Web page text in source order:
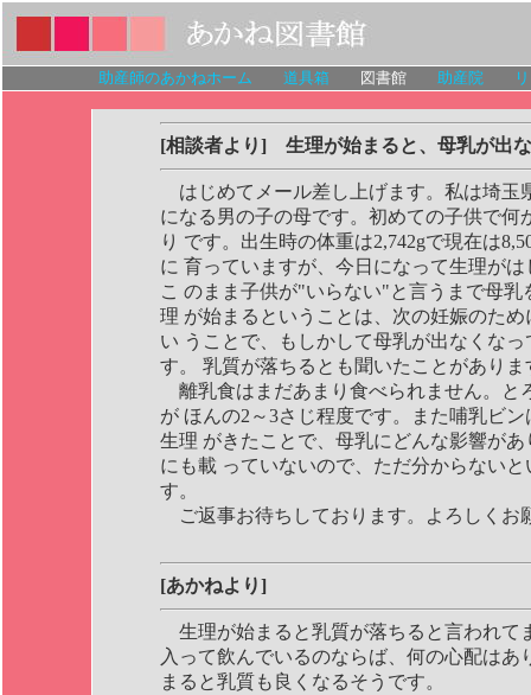
助産師のあかねホーム 道具箱 図書館 助産院
[相談者より] 生理が始まると、母乳が出
はじめてメール差し上げます。私は埼玉
になる男の子の母です。初めての子供で何
り です。出生時の体重は2,742gで現在は
に 育っていますが、今日になって生理が
こ のまま子供が"いらない"と言うまで母乳
理 が始まるということは、次の妊娠のた
い うことで、もしかして母乳が出なくな
す。 乳質が落ちるとも聞いたことがありま
離乳食はまだあまり食べられません。と
が ほんの2～3さじ程度です。また哺乳ビ
生理 がきたことで、母乳にどんな影響が
にも載 っていないので、ただ分からない
す。
ご返事お待ちしております。よろしくお
[あかねより]
生理が始まると乳質が落ちると言われて
入って飲んでいるのならば、何の心配はあ
まると乳質も良くなるそうです。